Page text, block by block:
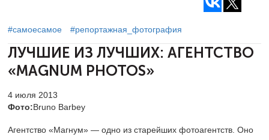
#самоесамое #репортажная_фотография
ЛУЧШИЕ ИЗ ЛУЧШИХ: АГЕНТСТВО
«MAGNUM PHOTOS»
4 июля 2013
Фото:Bruno Barbey
Агентство «Магнум» — одно из старейших фотоагентств. Оно